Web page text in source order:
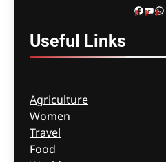
Useful Links
Agriculture
Women
Travel
Food